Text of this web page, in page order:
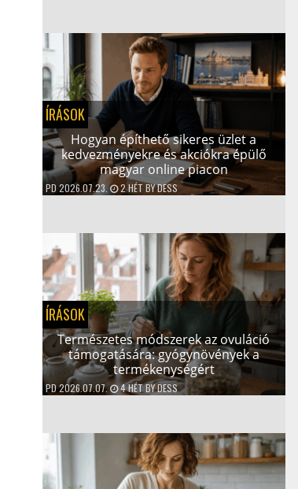
ÍRÁSOK
Hogyan építhető sikeres üzlet a
kedvezményekre és akciókra épülő
magyar online piacon
PD 2026.07.23. 2 HÉT BYDESS
ÍRÁSOK
Természetes módszerek az ovuláció
támogatására: gyógynövények a
termékenységért
PD2026.07.07. 4 HÉTBYDESS